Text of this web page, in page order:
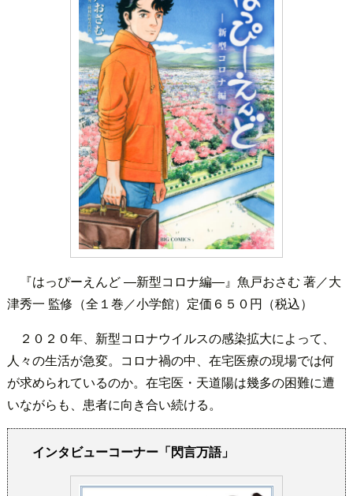
『はっぴーえんど ―新型コロナ編―』魚戸おさむ 著／大
津秀一 監修（全１巻／小学館）定価６５０円（税込）
２０２０年、新型コロナウイルスの感染拡大によって、
人々の生活が急変。コロナ禍の中、在宅医療の現場では何
が求められているのか。在宅医・天道陽は幾多の困難に遭
いながらも、患者に向き合い続ける。
インタビューコーナー「閃言万語」